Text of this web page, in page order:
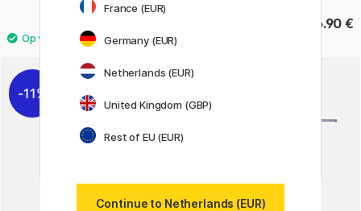
16.90 €
11%
France (EUR)
Germany (EUR)
Netherlands (EUR)
United Kingdom (GBP)
Rest of EU (EUR)
Continue to Netherlands (EUR)